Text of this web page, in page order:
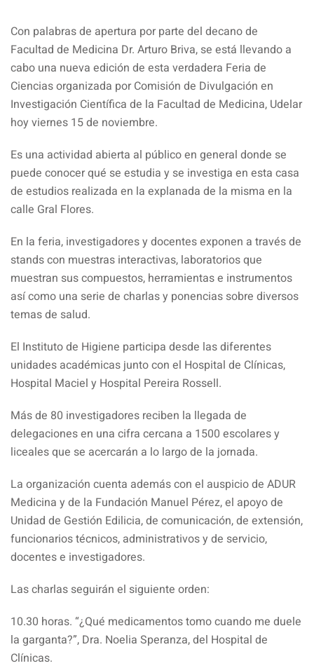
Con palabras de apertura por parte del decano de
Facultad de Medicina Dr. Arturo Briva, se está llevando a
cabo una nueva edición de esta verdadera Feria de
Ciencias organizada por Comisión de Divulgación en
Investigación Científica de la Facultad de Medicina, Udelar
hoy viernes 15 de noviembre.
Es una actividad abierta al público en general donde se
puede conocer qué se estudia y se investiga en esta casa
de estudios realizada en la explanada de la misma en la
calle Gral Flores.
En la feria, investigadores y docentes exponen a través de
stands con muestras interactivas, laboratorios que
muestran sus compuestos, herramientas e instrumentos
así como una serie de charlas y ponencias sobre diversos
temas de salud.
El Instituto de Higiene participa desde las diferentes
unidades académicas junto con el Hospital de Clínicas,
Hospital Maciel y Hospital Pereira Rossell.
Más de 80 investigadores reciben la llegada de
delegaciones en una cifra cercana a 1500 escolares y
liceales que se acercarán a lo largo de la jornada.
La organización cuenta además con el auspicio de ADUR
Medicina y de la Fundación Manuel Pérez, el apoyo de
Unidad de Gestión Edilicia, de comunicación, de extensión,
funcionarios técnicos, administrativos y de servicio,
docentes e investigadores.
Las charlas seguirán el siguiente orden:
10.30 horas. “¿Qué medicamentos tomo cuando me duele
la garganta?”, Dra. Noelia Speranza, del Hospital de
Clínicas.